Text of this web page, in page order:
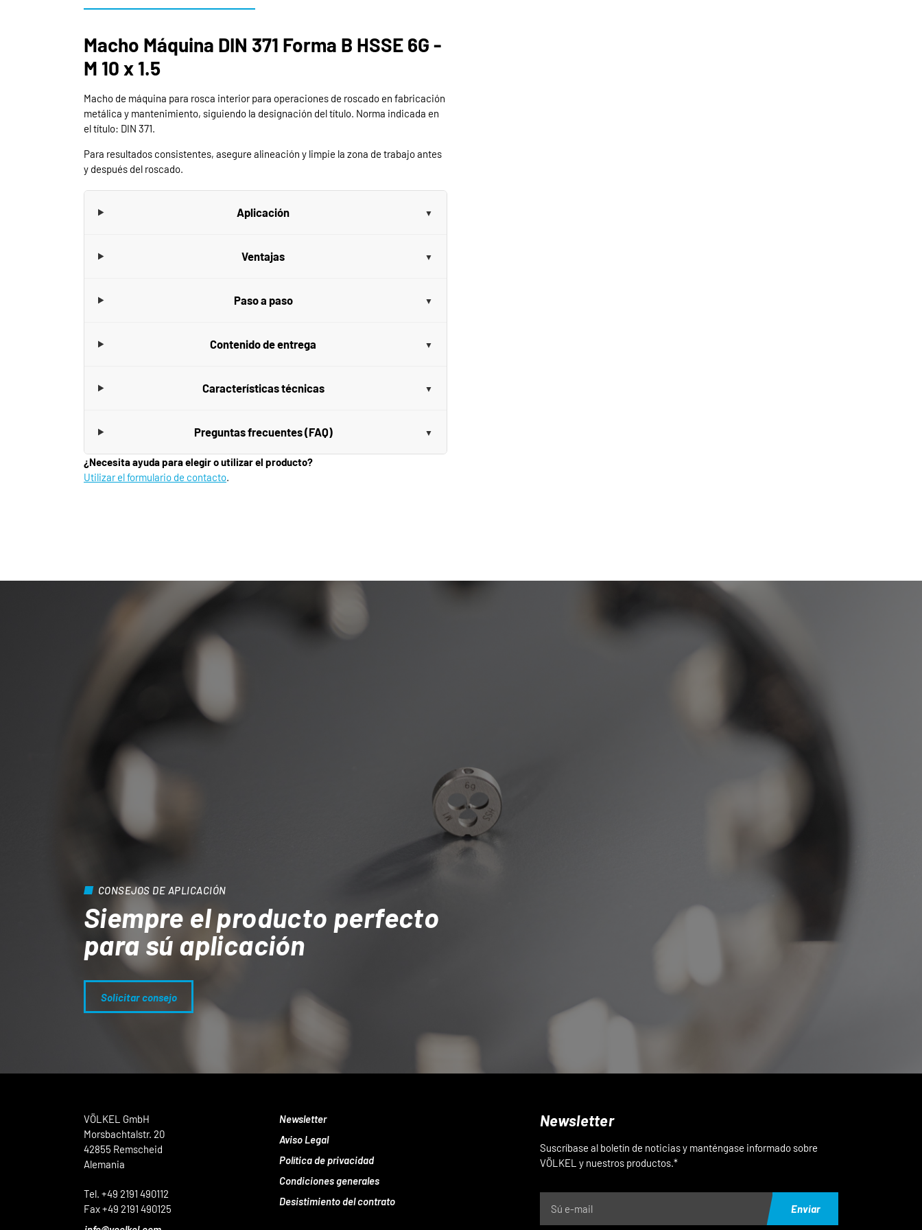
Macho Máquina DIN 371 Forma B HSSE 6G -
M 10 x 1.5
Macho de máquina para rosca interior para operaciones de roscado en fabricación
metálica y mantenimiento, siguiendo la designación del título. Norma indicada en
el título: DIN 371.
Para resultados consistentes, asegure alineación y limpie la zona de trabajo antes
y después del roscado.
Aplicación
Ventajas
Paso a paso
Contenido de entrega
Características técnicas
Preguntas frecuentes (FAQ)
¿Necesita ayuda para elegir o utilizar el producto?
Utilizar el formulario de contacto.
CONSEJOS DE APLICACIÓN
Siempre el producto perfecto
para sú aplicación
Solicitar consejo
VÖLKEL GmbH
Morsbachtalstr. 20
42855 Remscheid
Alemania
Tel. +49 2191 490112
Fax +49 2191 490125
Newsletter
Aviso Legal
Política de privacidad
Condiciones generales
Desistimiento del contrato
Newsletter
Suscríbase al boletín de noticias y manténgase informado sobre
VÖLKEL y nuestros productos.*
Enviar